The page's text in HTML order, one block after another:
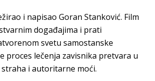
i napisao Goran Stanković. Film
događajima i prati
svetu samostanske
proces lečenja zavisnika pretvara u
i autoritarne moći.